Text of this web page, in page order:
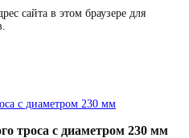
сайта в этом браузере для
троса с диаметром 230 мм